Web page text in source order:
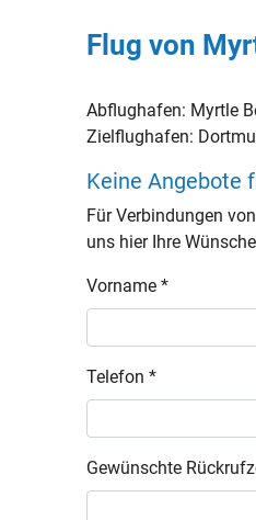
Flug von
Abflughafen: Myrtle
Zielflughafen:
Keine Angebote
Für Verbindungen
uns hier Ihre
Vorname *
Telefon *
Gewünschte